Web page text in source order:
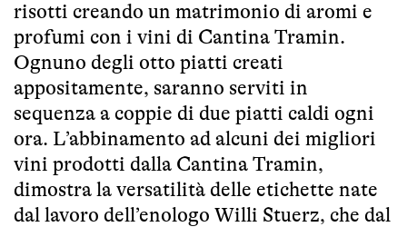
risotti creando un matrimonio di aromi e
profumi con i vini di Cantina Tramin.
Ognuno degli otto piatti creati
appositamente, saranno serviti in
sequenza a coppie di due piatti caldi ogni
ora. L’abbinamento ad alcuni dei migliori
vini prodotti dalla Cantina Tramin,
dimostra la versatilità delle etichette nate
dal lavoro dell’enologo Willi Stuerz, che dal